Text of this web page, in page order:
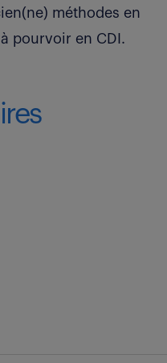
méthodes en
pourvoir en CDI.